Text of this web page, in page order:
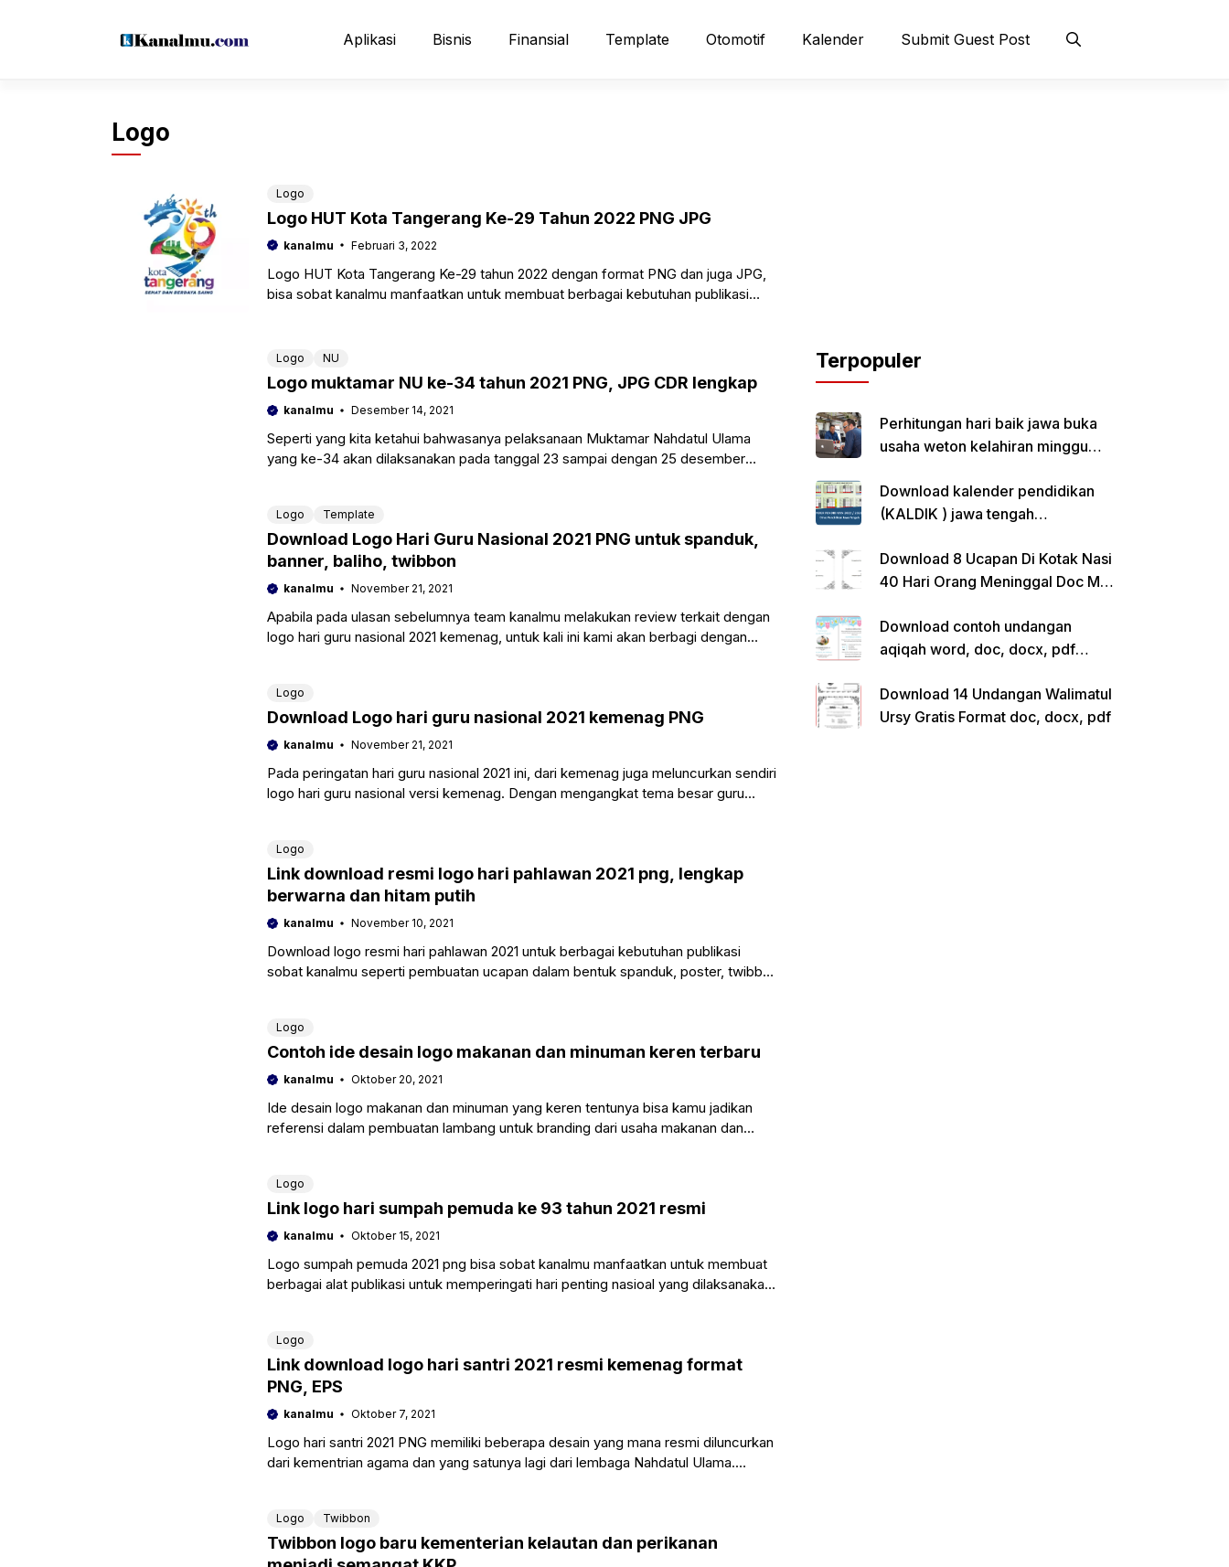
Aplikasi Bisnis Finansial Template Otomotif Kalender Submit Guest Post
Logo
Logo
Logo HUT Kota Tangerang Ke-29 Tahun 2022 PNG JPG
kanalmu Februari 3, 2022
Logo HUT Kota Tangerang Ke-29 tahun 2022 dengan format PNG dan juga JPG,
bisa sobat kanalmu manfaatkan untuk membuat berbagai kebutuhan publikasi
Logo NU
Logo muktamar NU ke-34 tahun 2021 PNG, JPG CDR lengkap
kanalmu Desember 14, 2021
Seperti yang kita ketahui bahwasanya pelaksanaan Muktamar Nahdatul Ulama
yang ke-34 akan dilaksanakan pada tanggal 23 sampai dengan 25 desember
Logo Template
Download Logo Hari Guru Nasional 2021 PNG untuk spanduk,
banner, baliho, twibbon
kanalmu November 21, 2021
Apabila pada ulasan sebelumnya team kanalmu melakukan review terkait dengan
logo hari guru nasional 2021 kemenag, untuk kali ini kami akan berbagi dengan
Logo
Download Logo hari guru nasional 2021 kemenag PNG
kanalmu November 21, 2021
Pada peringatan hari guru nasional 2021 ini, dari kemenag juga meluncurkan sendiri
logo hari guru nasional versi kemenag. Dengan mengangkat tema besar guru
Logo
Link download resmi logo hari pahlawan 2021 png, lengkap
berwarna dan hitam putih
kanalmu November 10, 2021
Download logo resmi hari pahlawan 2021 untuk berbagai kebutuhan publikasi
sobat kanalmu seperti pembuatan ucapan dalam bentuk spanduk, poster, twibbon
Logo
Contoh ide desain logo makanan dan minuman keren terbaru
kanalmu Oktober 20, 2021
Ide desain logo makanan dan minuman yang keren tentunya bisa kamu jadikan
referensi dalam pembuatan lambang untuk branding dari usaha makanan dan
Logo
Link logo hari sumpah pemuda ke 93 tahun 2021 resmi
kanalmu Oktober 15, 2021
Logo sumpah pemuda 2021 png bisa sobat kanalmu manfaatkan untuk membuat
berbagai alat publikasi untuk memperingati hari penting nasioal yang dilaksanakan
Logo
Link download logo hari santri 2021 resmi kemenag format
PNG, EPS
kanalmu Oktober 7, 2021
Logo hari santri 2021 PNG memiliki beberapa desain yang mana resmi diluncurkan
dari kementrian agama dan yang satunya lagi dari lembaga Nahdatul Ulama.
Logo Twibbon
Twibbon logo baru kementerian kelautan dan perikanan
Terpopuler
Perhitungan hari baik jawa buka
usaha weton kelahiran minggu
Download kalender pendidikan
(KALDIK ) jawa tengah
Download 8 Ucapan Di Kotak Nasi
40 Hari Orang Meninggal Doc Ms.
Download contoh undangan
aqiqah word, doc, docx, pdf
Download 14 Undangan Walimatul
Ursy Gratis Format doc, docx, pdf